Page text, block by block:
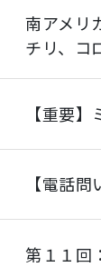
南アメリ
チリ、コ
【重要
【電話
第１１回